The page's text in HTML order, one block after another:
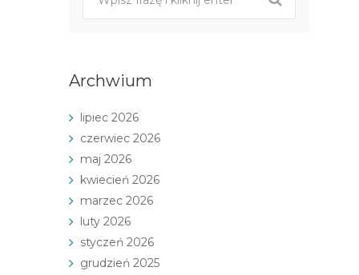
Archwium
lipiec 2026
czerwiec 2026
maj 2026
kwiecień 2026
marzec 2026
luty 2026
styczeń 2026
grudzień 2025